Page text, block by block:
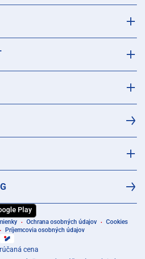
Play
Ochrana osobných údajov
Cookies
Príjemcovia osobných údajov
cena